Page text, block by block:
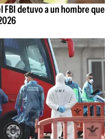
FBI detuvo a un hombre que